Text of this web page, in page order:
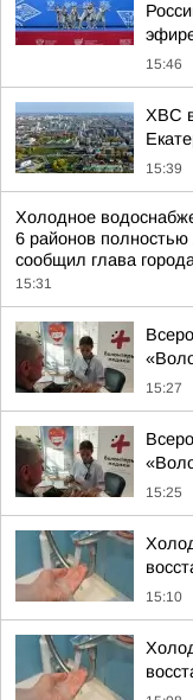
15:46
ХВС
15:39
Холодное
6 районов полностью
сообщил глава
15:31
15:27
15:25
15:10